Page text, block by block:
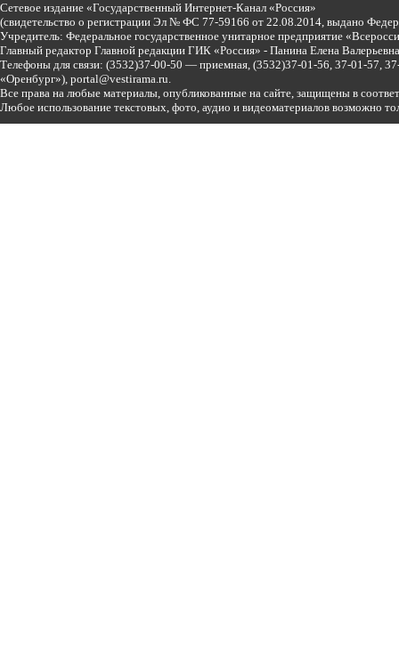
Сетевое издание «Государственный Интернет-Канал «Россия»
(свидетельство о регистрации Эл № ФС 77-59166 от 22.08.2014, выдано
Учредитель: Федеральное государственное унитарное предприятие
Главный редактор Главной редакции ГИК «Россия» - Панина Елена
Телефоны для связи: (3532)37-00-50 — приемная, (3532)37-01-56, 37-01-57,
«Оренбург»), portal@vestirama.ru.
Все права на любые материалы, опубликованные на сайте, защищены в
Любое использование текстовых, фото, аудио и видеоматериалов возможно